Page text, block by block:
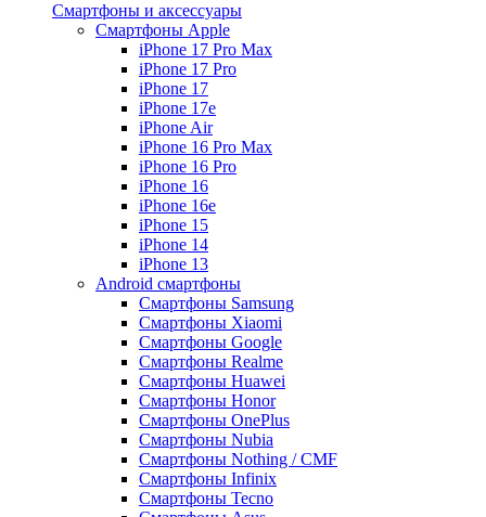
Смартфоны и аксессуары
Смартфоны Apple
iPhone 17 Pro Max
iPhone 17 Pro
iPhone 17
iPhone 17e
iPhone Air
iPhone 16 Pro Max
iPhone 16 Pro
iPhone 16
iPhone 16e
iPhone 15
iPhone 14
iPhone 13
Android cмартфоны
Смартфоны Samsung
Смартфоны Xiaomi
Смартфоны Google
Смартфоны Realme
Смартфоны Huawei
Смартфоны Honor
Смартфоны OnePlus
Смартфоны Nubia
Смартфоны Nothing / CMF
Смартфоны Infinix
Смартфоны Tecno